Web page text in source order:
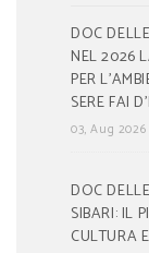
DOC
NEL 2026
PER
SERE FAI
03, Aug 2026
DOC
SIBARI: IL
CULTURA